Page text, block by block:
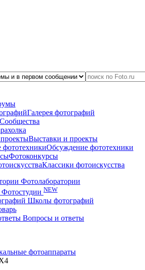
Галерея фотографий
Сообщества
Выставки и проекты
Обсуждение фототехники
Фотоконкурсы
Классики фотоискусства
Фотолаборатории
Фотостудии NEW
Школы фотографий
Вопросы и ответы
фотоаппараты